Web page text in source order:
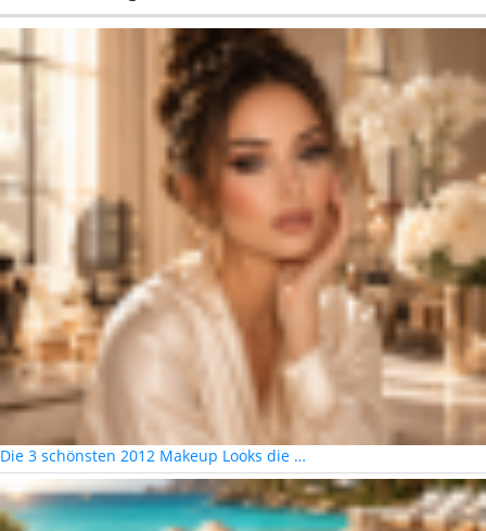
Die 3 schönsten 2012 Makeup Looks die …